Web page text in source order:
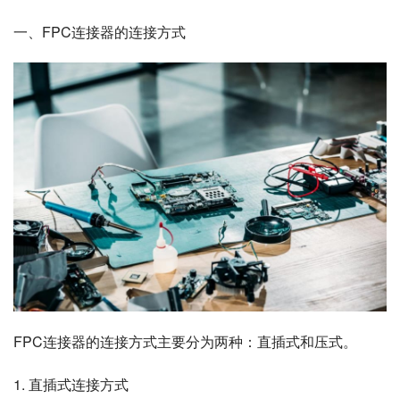
一、FPC连接器的连接方式
FPC连接器的连接方式主要分为两种：直插式和压式。
1. 直插式连接方式